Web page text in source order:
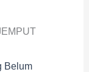
Belum